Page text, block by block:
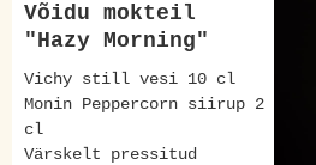
Võidu mokteil
"Hazy Morning"
Vichy still vesi 10 cl
Monin Peppercorn siirup 2
cl
Värskelt pressitud